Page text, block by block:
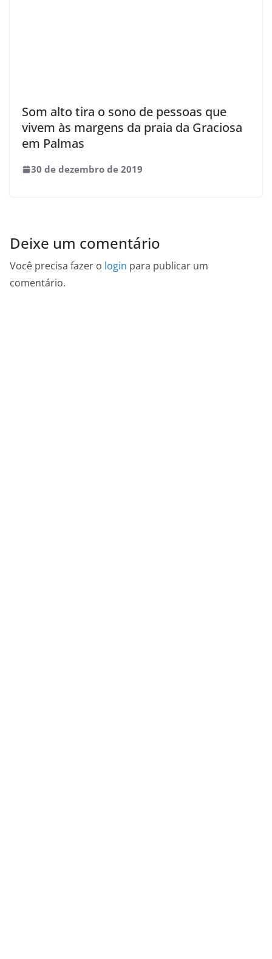
Som alto tira o sono de pessoas que
vivem às margens da praia da Graciosa
em Palmas
30 de dezembro de 2019
Deixe um comentário
Você precisa fazer o login para publicar um
comentário.